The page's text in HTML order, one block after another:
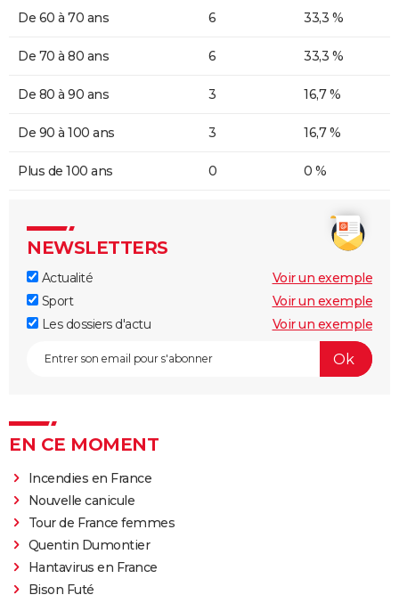
De 60 à 70 ans 6 33,3 %
De 70 à 80 ans 6 33,3 %
De 80 à 90 ans 3 16,7 %
De 90 à 100 ans 3 16,7 %
Plus de 100 ans 0 0 %
NEWSLETTERS
Actualité
Voir un exemple
Sport
Voir un exemple
Les dossiers d'actu
Voir un exemple
EN CE MOMENT
Incendies en France
Nouvelle canicule
Tour de France femmes
Quentin Dumontier
Hantavirus en France
Bison Futé